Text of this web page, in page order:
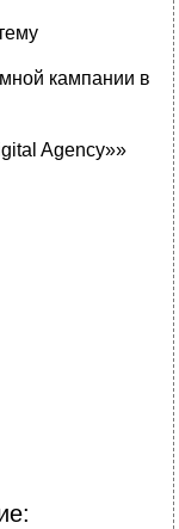
кампании в
Agency»»